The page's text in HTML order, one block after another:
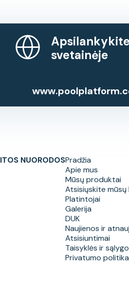
svetainėje
NUORODOSPradžia
Apie mus
Mūsų produktai
Atsisiųskite
Platintojai
Galerija
DUK
Naujienos ir
Atsisiuntimai
Taisyklės ir
Privatumo politika